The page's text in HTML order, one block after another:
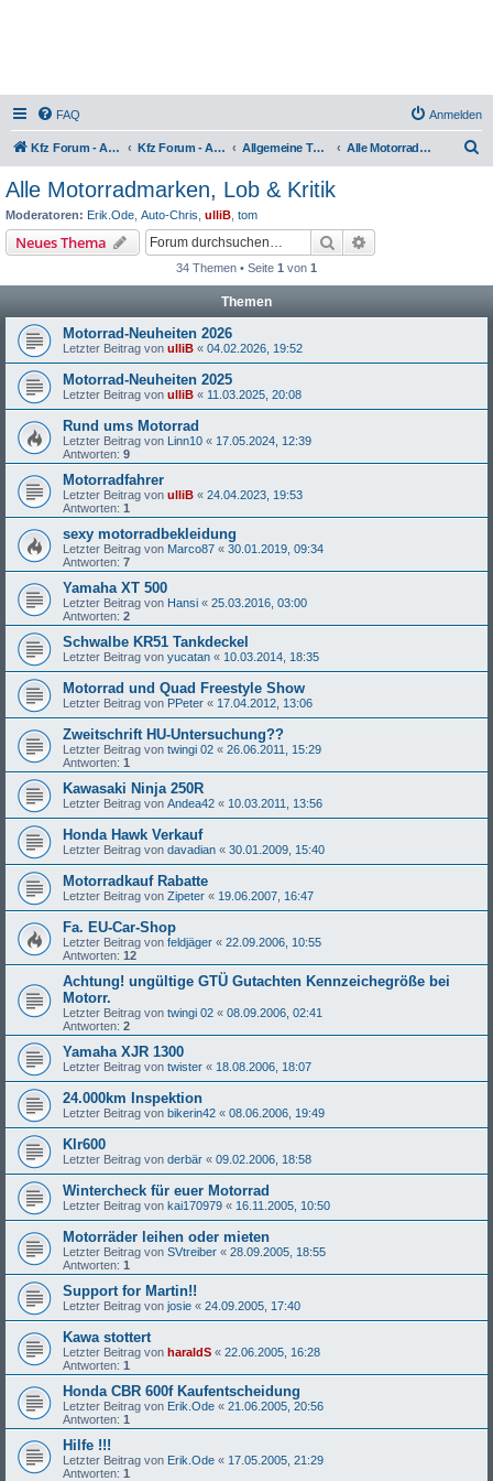
FAQ Anmelden
Kfz Forum - Auto, Motorrad und LKW Kfz Forum - Auto, Motorrad und LKW Allgemeine Themen rund um Motorräder, Trikes, Quads, ATVs, zweirädrige Kleinkrafträder, Mopedautos und Microcars Alle Motorradmarken, Lob & Kritik
Alle Motorradmarken, Lob & Kritik
Moderatoren: Erik.Ode Auto-Chris ulliB tom
Neues Thema Suche
34 Themen • Seite 1 von 1
Themen
Motorrad-Neuheiten 2026
Letzter Beitrag von ulliB « 04.02.2026, 19:52
Motorrad-Neuheiten 2025
Letzter Beitrag von ulliB « 11.03.2025, 20:08
Rund ums Motorrad
Letzter Beitrag von Linn10 « 17.05.2024, 12:39
Antworten: 9
Motorradfahrer
Letzter Beitrag von ulliB « 24.04.2023, 19:53
Antworten: 1
sexy motorradbekleidung
Letzter Beitrag von Marco87 « 30.01.2019, 09:34
Antworten: 7
Yamaha XT 500
Letzter Beitrag von Hansi « 25.03.2016, 03:00
Antworten: 2
Schwalbe KR51 Tankdeckel
Letzter Beitrag von yucatan « 10.03.2014, 18:35
Motorrad und Quad Freestyle Show
Letzter Beitrag von PPeter « 17.04.2012, 13:06
Zweitschrift HU-Untersuchung??
Letzter Beitrag von twingi 02 « 26.06.2011, 15:29
Antworten: 1
Kawasaki Ninja 250R
Letzter Beitrag von Andea42 « 10.03.2011, 13:56
Honda Hawk Verkauf
Letzter Beitrag von davadian « 30.01.2009, 15:40
Motorradkauf Rabatte
Letzter Beitrag von Zipeter « 19.06.2007, 16:47
Fa. EU-Car-Shop
Letzter Beitrag von feldjäger « 22.09.2006, 10:55
Antworten: 12
Achtung! ungültige GTÜ Gutachten Kennzeichegröße bei
Motorr.
Letzter Beitrag von twingi 02 « 08.09.2006, 02:41
Antworten: 2
Yamaha XJR 1300
Letzter Beitrag von twister « 18.08.2006, 18:07
24.000km Inspektion
Letzter Beitrag von bikerin42 « 08.06.2006, 19:49
Klr600
Letzter Beitrag von derbär « 09.02.2006, 18:58
Wintercheck für euer Motorrad
Letzter Beitrag von kai170979 « 16.11.2005, 10:50
Motorräder leihen oder mieten
Letzter Beitrag von SVtreiber « 28.09.2005, 18:55
Antworten: 1
Support for Martin!!
Letzter Beitrag von josie « 24.09.2005, 17:40
Kawa stottert
Letzter Beitrag von haraldS « 22.06.2005, 16:28
Antworten: 1
Honda CBR 600f Kaufentscheidung
Letzter Beitrag von Erik.Ode « 21.06.2005, 20:56
Antworten: 1
Hilfe !!!
Letzter Beitrag von Erik.Ode « 17.05.2005, 21:29
Antworten: 1